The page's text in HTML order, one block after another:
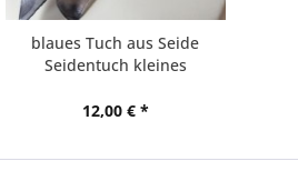
blaues Tuch aus Seide
Seidentuch kleines
12,00 € *